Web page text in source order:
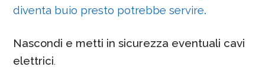
diventa buio presto potrebbe servire.
Nascondi e metti in sicurezza eventuali cavi
elettrici.